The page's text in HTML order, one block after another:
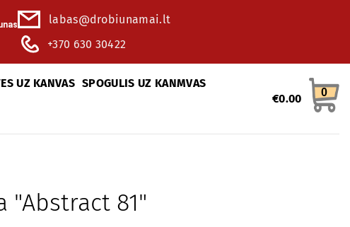
labas@drobiunamai.lt
+370 630 30422
UZ KANVAS SPOGULIS UZ KANMVAS
€0.00 0
"Abstract 81"